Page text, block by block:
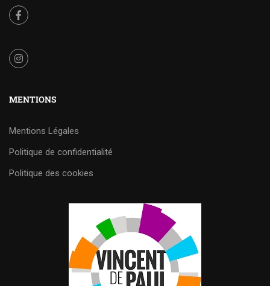
MENTIONS
Mentions Légales
Politique de confidentialité
Politique des cookies